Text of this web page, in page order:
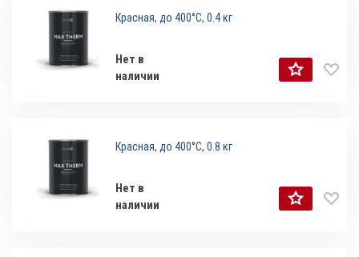
Красная, до 400°С, 0.4 кг
Нет в
наличии
Красная, до 400°С, 0.8 кг
Нет в
наличии